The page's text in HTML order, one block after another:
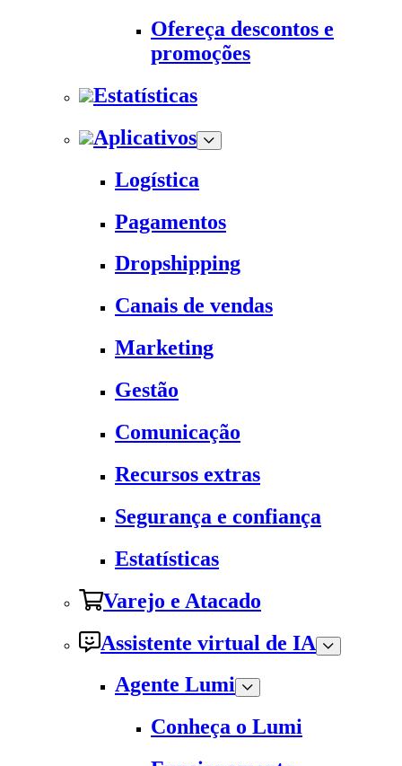
Ofereça descontos e
promoções
Estatísticas
Aplicativos
Logística
Pagamentos
Dropshipping
Canais de vendas
Marketing
Gestão
Comunicação
Recursos extras
Segurança e confiança
Estatísticas
Varejo e Atacado
Assistente virtual de IA
Agente Lumi
Conheça o Lumi